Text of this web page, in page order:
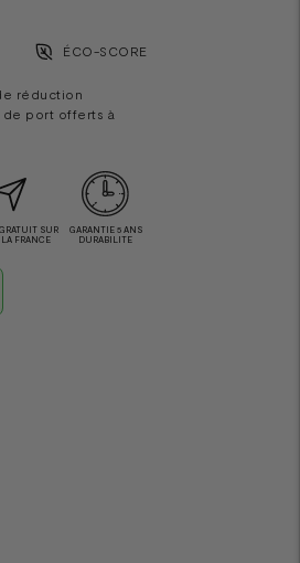
ÉCO-SCORE
réduction
port offerts à
SUR
FRANCE
GARANTIE 5 ANS
DURABILITE